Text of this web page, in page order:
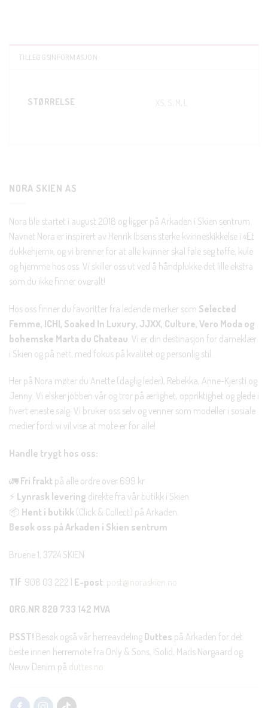
TILLEGGSINFORMASJON
STØRRELSE
NORA SKIEN AS
Nora ble startet i august 2018 og ligger på Arkaden i Skien sentrum.
Navnet Nora er inspirert av Henrik Ibsens sterke kvinneskikkelse i «Et
dukkehjem», og vi brenner for at alle kvinner skal føle seg tøffe, kule
og hjemme hos oss. Vi skiller oss ut ved å håndplukke det lille ekstra
som du ikke finner overalt!
Hos oss finner du favoritter fra ledende merker som Selected
Femme, ICHI, Soaked In Luxury, JJXX, Culture, Vero Moda og
bohemske Marta du Chateau . Vi er din destinasjon for dameklær
i Skien og på nett, med fokus på kvalitet og personlig stil.
Her på Nora møter du Anette (daglig leder), Rebekka, Anne-Kjersti og
Jenny. Vi elsker jobben vår og tror på ærlighet, oppriktighet og glede i
hvert eneste salg. Vi bruker oss selv og venner som modeller i sosiale
medier fordi vi vil vise at mote er for alle!
Handle trygt hos oss:
🚛 Fri frakt på alle ordre over 699 kr.
⚡ Lynrask levering direkte fra vår butikk i Skien.
📦 Hent i butikk (Click & Collect) på Arkaden.
Besøk oss på Arkaden i Skien sentrum
Bruene 1, 3724 SKIEN
Tlf: 908 03 222 | E-post: post@noraskien.no
ORG.NR 820 733 142 MVA
PSST! Besøk også vår herreavdeling Duttes på Arkaden for det
beste innen herremote fra Only & Sons, !Solid, Mads Nørgaard og
Neuw Denim på duttes.no
KUNDEKLUBB
rabatt på din første handel og eksklusive fordeler rett i lomma.
JA, HENT MIN RABATTKODE!
Nei takk, Jeg er ikke interessert